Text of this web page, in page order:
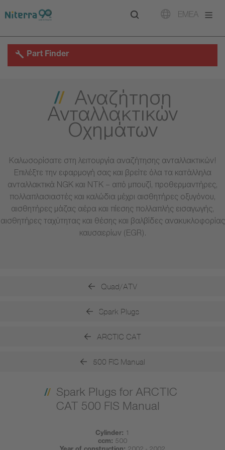
to
to
to
EMEA
Part Finder
Αναζήτηση
Ανταλλακτικών
Οχημάτων
Καλωσορίσατε στη λειτουργία αναζήτησης ανταλλακτικών!
Επιλέξτε την εφαρμογή σας και βρείτε όλα τα κατάλληλα
ανταλλακτικά NGK και NTK – από μπουζί, προθερμαντήρες,
πολλαπλασιαστές και καλώδια μέχρι αισθητήρες οξυγόνου,
αισθητήρες μάζας αέρα και πίεσης πολλαπλής εισαγωγής,
αισθητήρες ταχύτητας και θέσης και βαλβίδες ανακυκλοφορίας
καυσαερίων (EGR).
Quad/ATV
Spark Plugs
ARCTIC CAT
500 FIS Manual
Spark Plugs for ARCTIC
CAT 500 FIS Manual
Cylinder: 1
ccm: 500